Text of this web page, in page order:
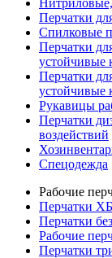
Перчатки
Cпилковые
Перчатки
устойчивые
Перчатки
устойчивые
Рукавицы
Перчатки
воздействий
Спецодежда
Рабочие
Перчатки
Перчатки
Рабочие
Перчатки